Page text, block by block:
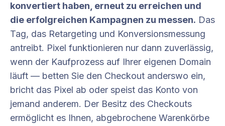
konvertiert haben, erneut zu erreichen und
die erfolgreichen Kampagnen zu messen. Das
Tag, das Retargeting und Konversionsmessung
antreibt. Pixel funktionieren nur dann zuverlässig,
wenn der Kaufprozess auf Ihrer eigenen Domain
läuft — betten Sie den Checkout anderswo ein,
bricht das Pixel ab oder speist das Konto von
jemand anderem. Der Besitz des Checkouts
ermöglicht es Ihnen, abgebrochene Warenkörbe